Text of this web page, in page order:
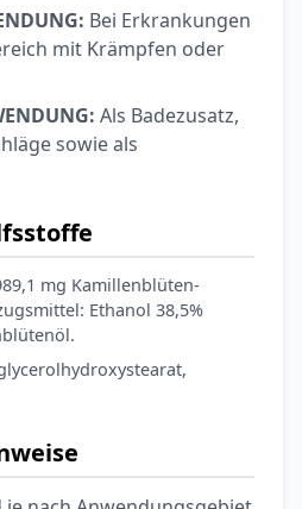
Bei Erkrankungen
mit Krämpfen oder
Als Badezusatz,
sowie als
mg Kamillenblüten-
Ethanol 38,5%